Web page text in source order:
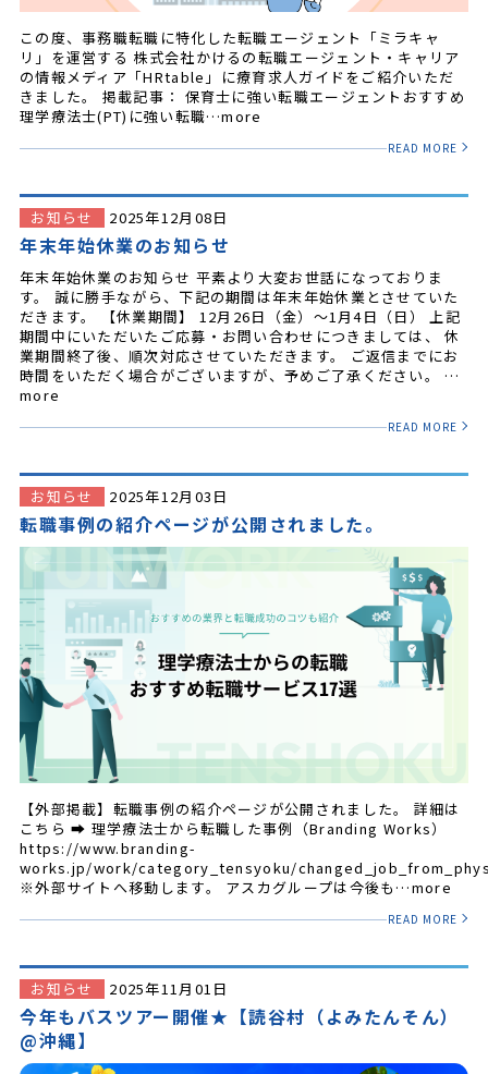
この度、事務職転職に特化した転職エージェント「ミラキャ
リ」を運営する 株式会社かけるの転職エージェント・キャリア
の情報メディア「HRtable」に療育求人ガイドをご紹介いただ
きました。 掲載記事： 保育士に強い転職エージェントおすすめ
理学療法士(PT)に強い転職…more
READ MORE
お知らせ 2025年12月08日
年末年始休業のお知らせ
年末年始休業のお知らせ 平素より大変お世話になっておりま
す。 誠に勝手ながら、下記の期間は年末年始休業とさせていた
だきます。 【休業期間】 12月26日（金）～1月4日（日） 上記
期間中にいただいたご応募・お問い合わせにつきましては、 休
業期間終了後、順次対応させていただきます。 ご返信までにお
時間をいただく場合がございますが、予めご了承ください。 …
more
READ MORE
お知らせ 2025年12月03日
転職事例の紹介ページが公開されました。
【外部掲載】転職事例の紹介ページが公開されました。 詳細は
こちら ➡ 理学療法士から転職した事例（Branding Works）
https://www.branding-
works.jp/work/category_tensyoku/
※外部サイトへ移動します。 アスカグループは今後も…more
READ MORE
お知らせ 2025年11月01日
今年もバスツアー開催★【読谷村（よみたんそん）
@沖縄】